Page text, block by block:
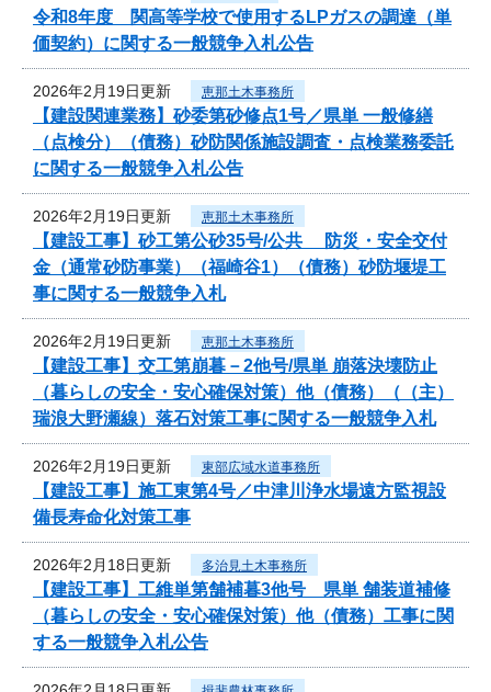
令和8年度 関高等学校で使用するLPガスの調達（単
価契約）に関する一般競争入札公告
2026年2月19日更新 恵那土木事務所
【建設関連業務】砂委第砂修点1号／県単 一般修繕
（点検分）（債務）砂防関係施設調査・点検業務委託
に関する一般競争入札公告
2026年2月19日更新 恵那土木事務所
【建設工事】砂工第公砂35号/公共 防災・安全交付
金（通常砂防事業）（福崎谷1）（債務）砂防堰堤工
事に関する一般競争入札
2026年2月19日更新 恵那土木事務所
【建設工事】交工第崩暮－2他号/県単 崩落決壊防止
（暮らしの安全・安心確保対策）他（債務）（（主）
瑞浪大野瀬線）落石対策工事に関する一般競争入札
2026年2月19日更新 東部広域水道事務所
【建設工事】施工東第4号／中津川浄水場遠方監視設
備長寿命化対策工事
2026年2月18日更新 多治見土木事務所
【建設工事】工維単第舗補暮3他号 県単 舗装道補修
（暮らしの安全・安心確保対策）他（債務）工事に関
する一般競争入札公告